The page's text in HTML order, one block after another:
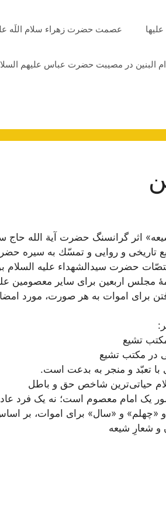
عصمت حضرت زهراء سلام اللَه
البنین در مصیبت حضرت عباس علیهم
اثر گرانسنگ حضرت آیة الله
تاريخى و روايى و تمسّك به سيره
حضرت سیدالشهداء علیه السلام
مجلس اربعین براى ساير معصومین
براى اموات به هر صورت، مورد
تشیع
در مکتب تشیع
با تعبّد و منجر به بدعت است.
حیاتی‌ترین شاخص حق و باطل
یک امام معصوم است؛ نه یک فرد
«چهلم» و «سال» برای اموات، بر
و شعارِ شیعه